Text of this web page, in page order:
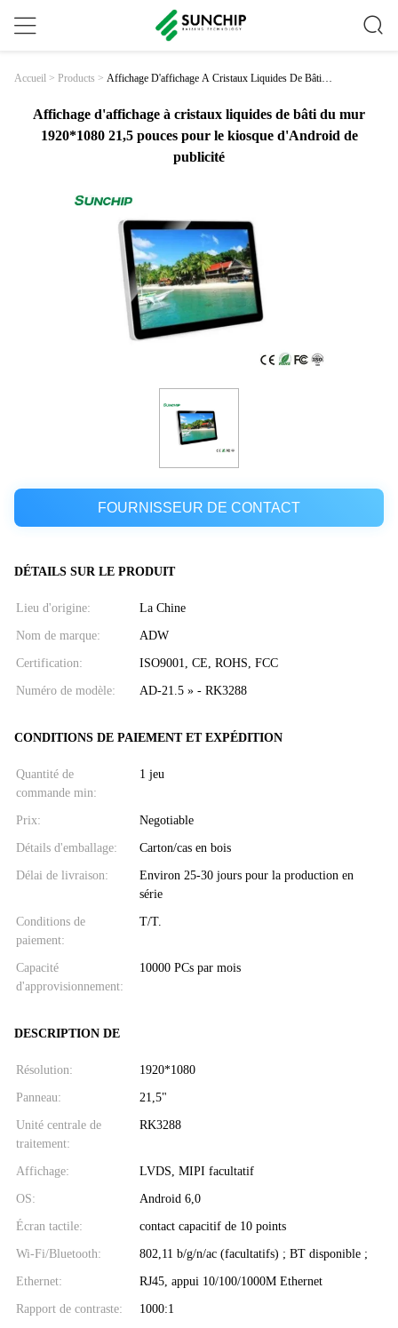
Accueil > Products > Affichage D'affichage À Cristaux Liquides De Bâti D
Affichage d'affichage à cristaux liquides de bâti du mur
1920*1080 21,5 pouces pour le kiosque d'Android de
publicité
FOURNISSEUR DE CONTACT
DÉTAILS SUR LE PRODUIT
Lieu d'origine: La Chine
Nom de marque: ADW
Certification: ISO9001, CE, ROHS, FCC
Numéro de modèle: AD-21.5 » - RK3288
CONDITIONS DE PAIEMENT ET EXPÉDITION
Quantité de
commande min:
1 jeu
Prix: Negotiable
Détails d'emballage: Carton/cas en bois
Délai de livraison:
Environ 25-30 jours pour la production en
série
Conditions de
paiement:
T/T.
Capacité
d'approvisionnement:
10000 PCs par mois
DESCRIPTION DE
Résolution: 1920*1080
Panneau: 21,5"
Unité centrale de
traitement:
RK3288
Affichage: LVDS, MIPI facultatif
OS: Android 6,0
Écran tactile: contact capacitif de 10 points
Wi-Fi/Bluetooth: 802,11 b/g/n/ac (facultatifs) ; BT disponible ;
Ethernet: RJ45, appui 10/100/1000M Ethernet
Rapport de contraste: 1000:1